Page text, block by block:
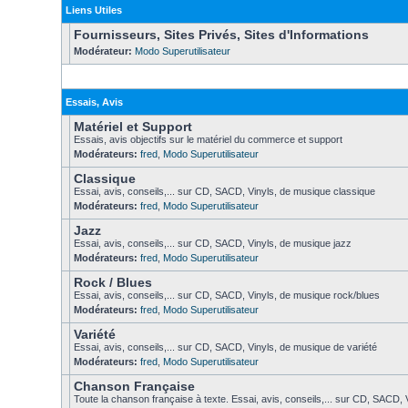
Liens Utiles
Fournisseurs, Sites Privés, Sites d'Informations
Modérateur: Modo Superutilisateur
Essais, Avis
Matériel et Support
Essais, avis objectifs sur le matériel du commerce et support
Modérateurs: fred Modo Superutilisateur
Classique
Essai, avis, conseils,... sur CD, SACD, Vinyls, de musique classique
Modérateurs: fred Modo Superutilisateur
Jazz
Essai, avis, conseils,... sur CD, SACD, Vinyls, de musique jazz
Modérateurs: fred Modo Superutilisateur
Rock / Blues
Essai, avis, conseils,... sur CD, SACD, Vinyls, de musique rock/blues
Modérateurs: fred Modo Superutilisateur
Variété
Essai, avis, conseils,... sur CD, SACD, Vinyls, de musique de variété
Modérateurs: fred Modo Superutilisateur
Chanson Française
Toute la chanson française à texte. Essai, avis, conseils,... sur CD, SACD,